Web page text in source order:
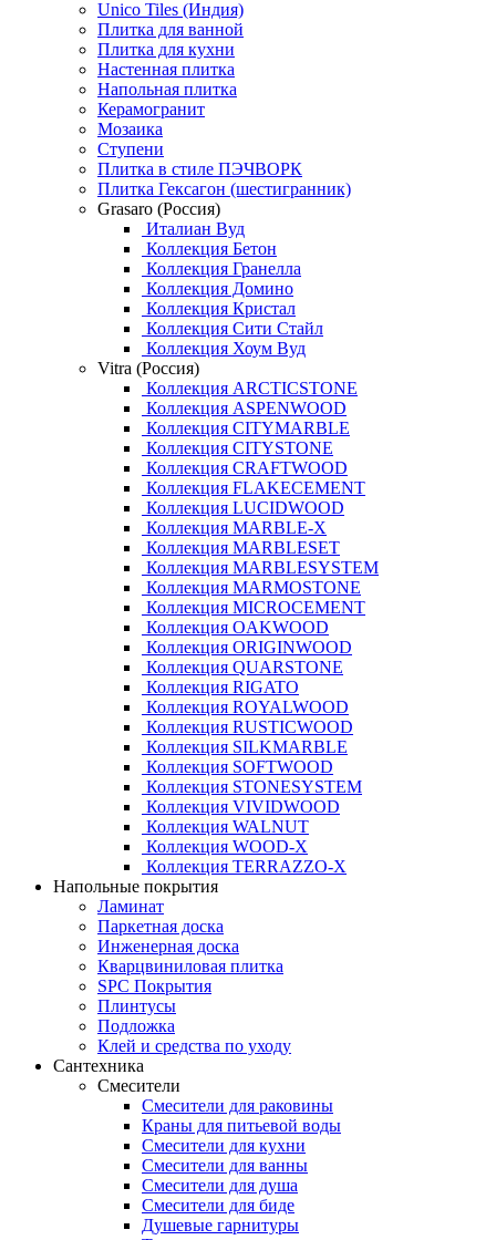
Unico Tiles (Индия)
Плитка для ванной
Плитка для кухни
Настенная плитка
Напольная плитка
Керамогранит
Мозаика
Ступени
Плитка в стиле ПЭЧВОРК
Плитка Гексагон (шестигранник)
Grasaro (Россия)
Италиан Вуд
Коллекция Бетон
Коллекция Гранелла
Коллекция Домино
Коллекция Кристал
Коллекция Сити Стайл
Коллекция Хоум Вуд
Vitra (Россия)
Коллекция ARCTICSTONE
Коллекция ASPENWOOD
Коллекция CITYMARBLE
Коллекция CITYSTONE
Коллекция CRAFTWOOD
Коллекция FLAKECEMENT
Коллекция LUCIDWOOD
Коллекция MARBLE-X
Коллекция MARBLESET
Коллекция MARBLESYSTEM
Коллекция MARMOSTONE
Коллекция MICROCEMENT
Коллекция OAKWOOD
Коллекция ORIGINWOOD
Коллекция QUARSTONE
Коллекция RIGATO
Коллекция ROYALWOOD
Коллекция RUSTICWOOD
Коллекция SILKMARBLE
Коллекция SOFTWOOD
Коллекция STONESYSTEM
Коллекция VIVIDWOOD
Коллекция WALNUT
Коллекция WOOD-X
Коллекция ТЕRRАZZO-X
Напольные покрытия
Ламинат
Паркетная доска
Инженерная доска
Кварцвиниловая плитка
SPC Покрытия
Плинтусы
Подложка
Клей и средства по уходу
Сантехника
Смесители
Смесители для раковины
Краны для питьевой воды
Смесители для кухни
Смесители для ванны
Смесители для душа
Смесители для биде
Душевые гарнитуры